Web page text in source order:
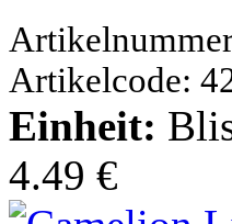
Artikelcode:
Einheit:
4.49 €